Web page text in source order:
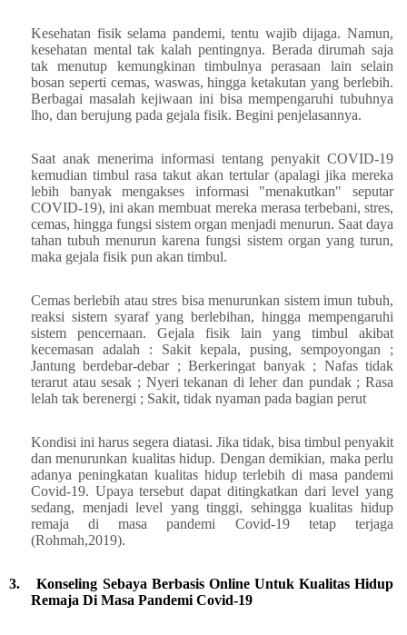
Kesehatan fisik selama pandemi, tentu wajib dijaga. Namun,
kesehatan mental tak kalah pentingnya. Berada dirumah saja
tak menutup kemungkinan timbulnya perasaan lain selain
bosan seperti cemas, waswas, hingga ketakutan yang berlebih.
Berbagai masalah kejiwaan ini bisa mempengaruhi tubuhnya
lho, dan berujung pada gejala fisik. Begini penjelasannya.
Saat anak menerima informasi tentang penyakit COVID-19
kemudian timbul rasa takut akan tertular (apalagi jika mereka
lebih banyak mengakses informasi "menakutkan" seputar
COVID-19), ini akan membuat mereka merasa terbebani, stres,
cemas, hingga fungsi sistem organ menjadi menurun. Saat daya
tahan tubuh menurun karena fungsi sistem organ yang turun,
maka gejala fisik pun akan timbul.
Cemas berlebih atau stres bisa menurunkan sistem imun tubuh,
reaksi sistem syaraf yang berlebihan, hingga mempengaruhi
sistem pencernaan. Gejala fisik lain yang timbul akibat
kecemasan adalah : Sakit kepala, pusing, sempoyongan ;
Jantung berdebar-debar ; Berkeringat banyak ; Nafas tidak
terarut atau sesak ; Nyeri tekanan di leher dan pundak ; Rasa
lelah tak berenergi ; Sakit, tidak nyaman pada bagian perut
Kondisi ini harus segera diatasi. Jika tidak, bisa timbul penyakit
danmenurunkan kualitas hidup. Dengan demikian, maka perlu
adanya peningkatan kualitas hidup terlebih di masa pandemi
Covid-19. Upaya tersebut dapat ditingkatkan dari level yang
sedang, menjadi level yang tinggi, sehingga kualitas hidup
remaja di masa pandemi Covid-19 tetap terjaga
(Rohmah,2019).
3.
Konseling Sebaya Berbasis Online Untuk Kualitas Hidup
Remaja Di Masa Pandemi Covid-19